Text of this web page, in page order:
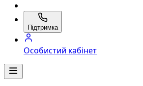
Підтримка
Особистий кабінет